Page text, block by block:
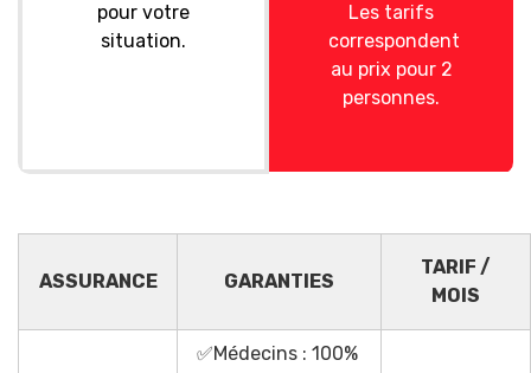
pour votre
situation.
Les tarifs
correspondent
au prix pour 2
personnes.
ASSURANCE GARANTIES
TARIF /
MOIS
✅Médecins : 100%